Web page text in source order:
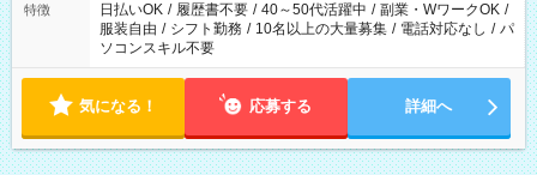
特徴 日払いOK / 履歴書不要 / 40～50代活躍中 / 副業・WワークOK /
服装自由 / シフト勤務 / 10名以上の大量募集 / 電話対応なし / パ
ソコンスキル不要
気になる！ 応募する 詳細へ